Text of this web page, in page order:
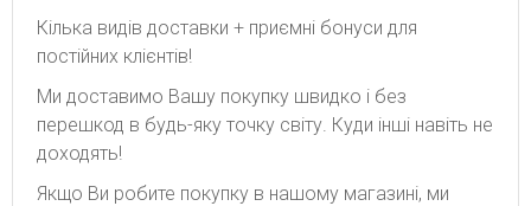
Кілька видів доставки + приємні бонуси для
постійних клієнтів!
Ми доставимо Вашу покупку швидко і без
перешкод в будь-яку точку світу. Куди інші навіть не
доходять!
Якщо Ви робите покупку в нашому магазині, ми